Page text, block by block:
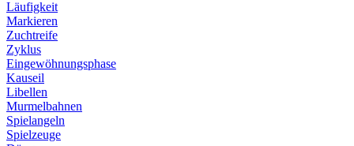
Läufigkeit
Markieren
Zuchtreife
Zyklus
Eingewöhnungsphase
Kauseil
Libellen
Murmelbahnen
Spielangeln
Spielzeuge